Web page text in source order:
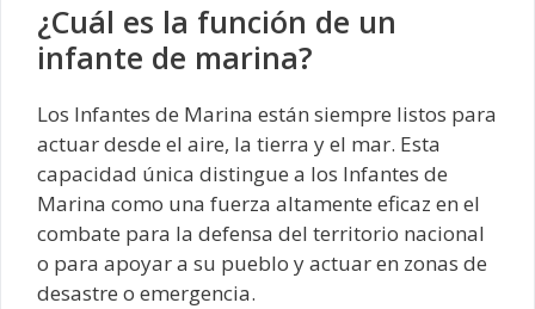
¿Cuál es la función de un
infante de marina?
Los Infantes de Marina están siempre listos para
actuar desde el aire, la tierra y el mar. Esta
capacidad única distingue a los Infantes de
Marina como una fuerza altamente eficaz en el
combate para la defensa del territorio nacional
o para apoyar a su pueblo y actuar en zonas de
desastre o emergencia.